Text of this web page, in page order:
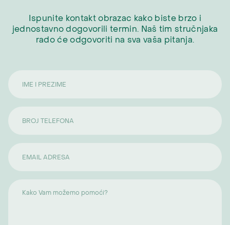
Ispunite kontakt obrazac kako biste brzo i
jednostavno dogovorili termin. Naš tim stručnjaka
rado će odgovoriti na sva vaša pitanja.